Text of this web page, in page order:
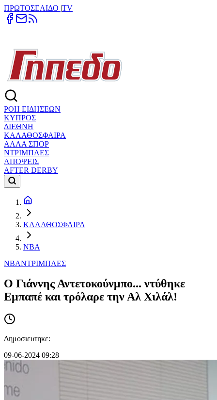
ΠΡΩΤΟΣΕΛΙΔΟ |TV
ΡΟΗ ΕΙΔΗΣΕΩΝ
ΚΥΠΡΟΣ
ΔΙΕΘΝΗ
ΚΑΛΑΘΟΣΦΑΙΡΑ
ΑΛΛΑ ΣΠΟΡ
ΝΤΡΙΜΠΛΕΣ
ΑΠΟΨΕΙΣ
AFTER DERBY
ΚΑΛΑΘΟΣΦΑΙΡΑ
NBA
NBAΝΤΡΙΜΠΛΕΣ
Ο Γιάννης Αντετοκούνμπο... ντύθηκε
Εμπαπέ και τρόλαρε την Αλ Χιλάλ!
Δημοσιευτηκε:
09-06-2024 09:28